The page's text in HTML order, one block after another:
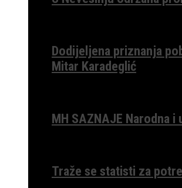
Dodijeljena priznanja
Mitar Karadeglić
MH SAZNAJE Narodna
Traže se statisti za